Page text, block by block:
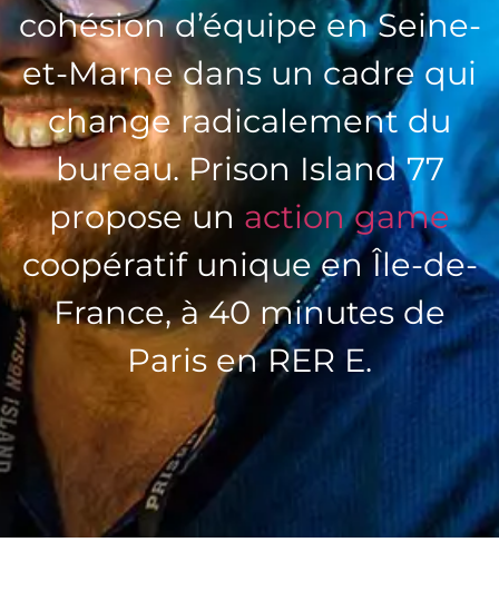
cohésion d’équipe en Seine-
et-Marne dans un cadre qui
change radicalement du
bureau. Prison Island 77
propose un action game
coopératif unique en Île-de-
France, à 40 minutes de
Paris en RER E.